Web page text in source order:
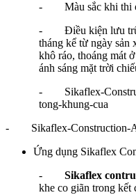
- Màu sắc khi thi
- Điều kiện lưu trữ/
tháng kể từ ngày sản
khô ráo, thoáng mát
ánh sáng mặt trời
- Sikaflex-
tong-khung-cua
- Sikaflex-Construction-
Ứng dụng Sikaflex
- Sikaflex
khe co giãn trong kết